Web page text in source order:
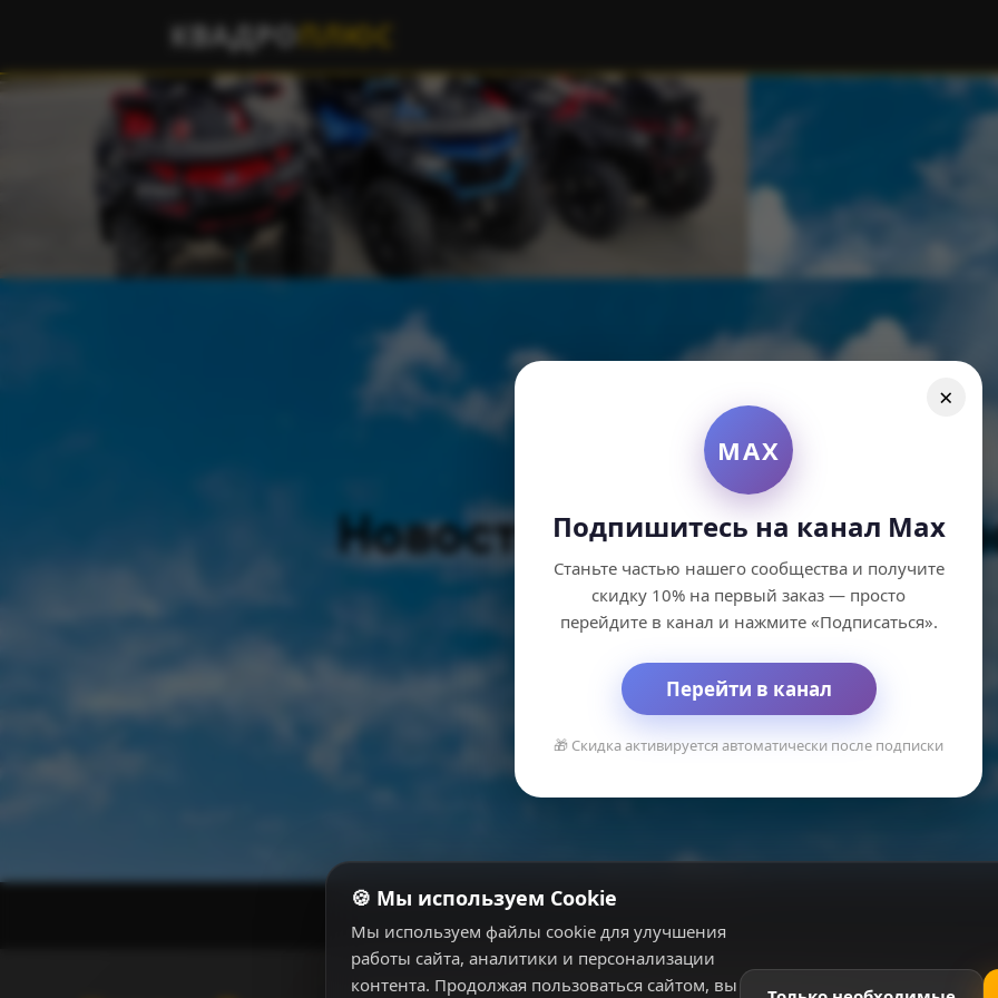
🍪 Мы используем Cookie
Мы используем файлы cookie для улучшения
работы сайта, аналитики и персонализации
контента. Продолжая пользоваться сайтом, вы
КВАДРОПЛЮС
Новости компании
Показать еще
×
MAX
Подпишитесь на канал Max
Станьте частью нашего сообщества и получите
скидку 10% на первый заказ — просто
перейдите в канал и нажмите «Подписаться».
Перейти в канал
🎁 Скидка активируется автоматически после подписки